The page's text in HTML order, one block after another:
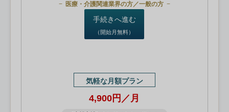
医療・介護関連業界の方／一般の方
手続きへ進む
（開始月無料）
気軽な月額プラン
4,900円／月